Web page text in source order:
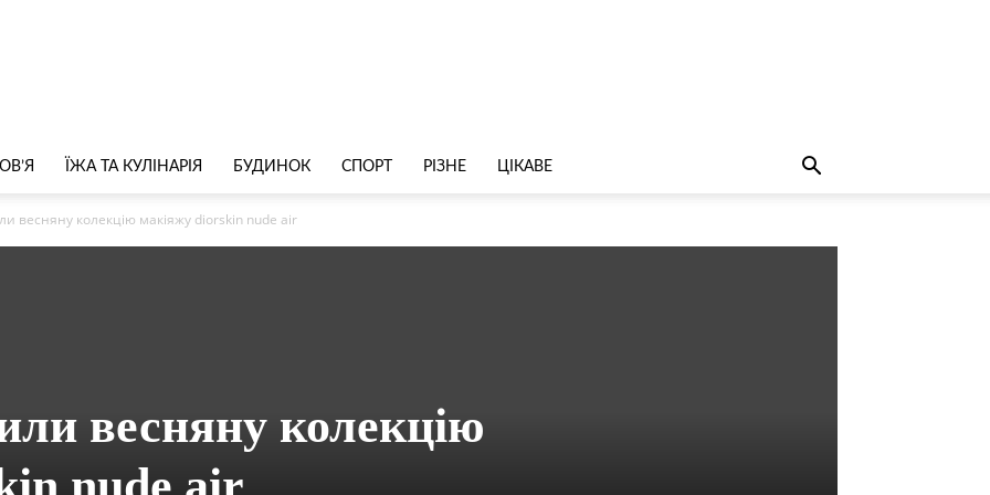
ЇЖА ТА КУЛІНАРІЯ БУДИНОК СПОРТ РІЗНЕ ЦІКАВЕ
весняну колекцію макіяжу diorskin nude air
весняну колекцію